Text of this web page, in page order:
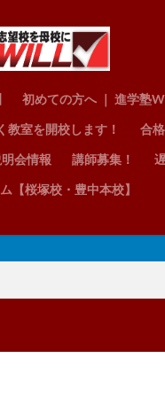
初めての方へ ｜ 進学塾
教室を開校します！ 合
会情報 講師募集！
【桜塚校・豊中本校】